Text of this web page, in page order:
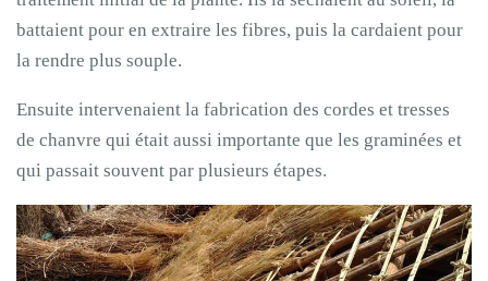
battaient pour en extraire les fibres, puis la cardaient pour
la rendre plus souple.
Ensuite intervenaient la fabrication des cordes et tresses
de chanvre qui était aussi importante que les graminées et
qui passait souvent par plusieurs étapes.